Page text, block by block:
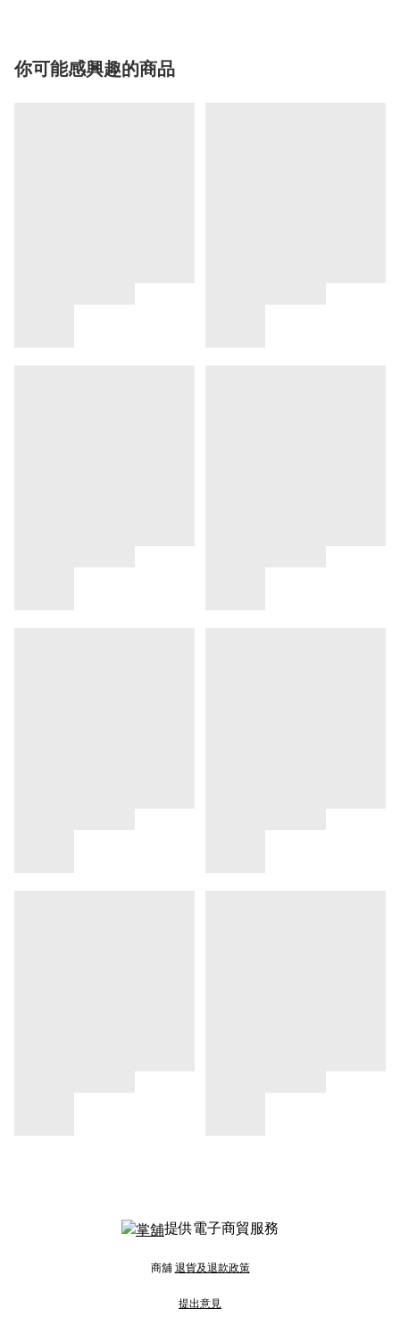
你可能感興趣的商品
提供電子商貿服務
商舖 退貨及退款政策
提出意見